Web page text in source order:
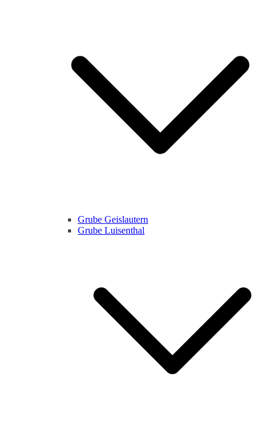
Grube Geislautern
Grube Luisenthal